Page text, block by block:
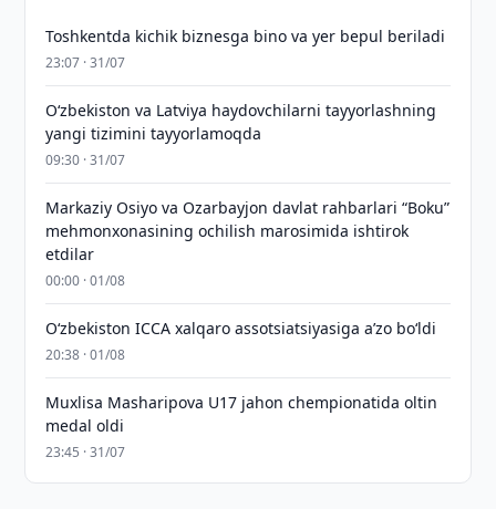
Toshkentda kichik biznesga bino va yer bepul beriladi
23:07 · 31/07
Oʻzbekiston va Latviya haydovchilarni tayyorlashning
yangi tizimini tayyorlamoqda
09:30 · 31/07
Markaziy Osiyo va Ozarbayjon davlat rahbarlari “Boku”
mehmonxonasining ochilish marosimida ishtirok
etdilar
00:00 · 01/08
O‘zbekiston ICCA xalqaro assotsiatsiyasiga aʼzo bo‘ldi
20:38 · 01/08
Muxlisa Masharipova U17 jahon chempionatida oltin
medal oldi
23:45 · 31/07